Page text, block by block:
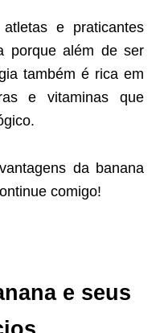
e praticantes
porque além de ser
também é rica em
e vitaminas que
da banana
comigo!
e seus